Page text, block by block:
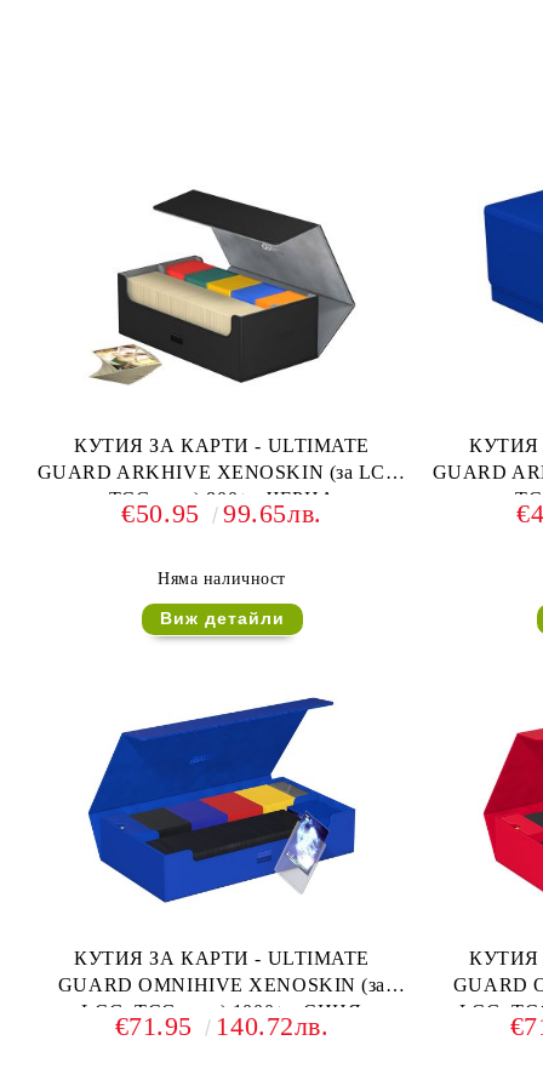
КУТИЯ ЗА КАРТИ - ULTIMATE
GUARD ARKHIVE XENOSKIN (за LCG,
TCG и др) 800+ - ЧЕРНА
€50.95 99.65лв.
Няма наличност
Виж детайли
КУТИЯ
GUARD
КУТИЯ ЗА КАРТИ - ULTIMATE
GUARD OMNIHIVE XENOSKIN (за
LCG, TCG и др) 1000+ - СИНЯ
€71.95 140.72лв.
КУТИЯ
GUARD
LCG,